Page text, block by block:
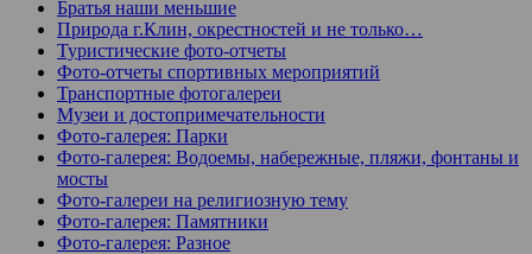
Братья наши меньшие
Природа г.Клин, окрестностей и не только…
Туристические фото-отчеты
Фото-отчеты спортивных мероприятий
Транспортные фотогалереи
Музеи и достопримечательности
Фото-галерея: Парки
Фото-галерея: Водоемы, набережные, пляжи, фонтаны и
мосты
Фото-галереи на религиозную тему
Фото-галерея: Памятники
Фото-галерея: Разное